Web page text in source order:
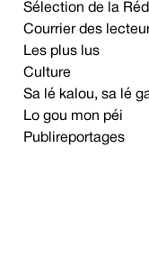
Sélection de la
Courrier des
Les plus lus
Culture
Sa lé kalou, sa lé
Lo gou mon péi
Publireportages